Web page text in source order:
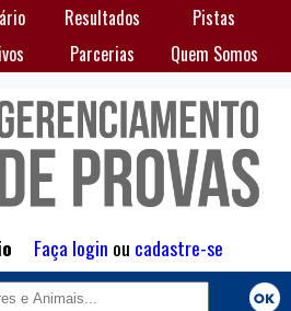
Resultados
Pistas
Parcerias Quem Somos
Faça login ou cadastre-se